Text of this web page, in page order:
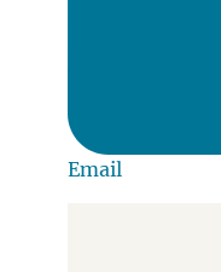
Email